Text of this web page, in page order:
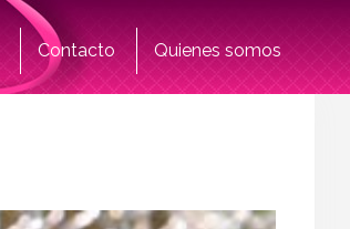
Contacto Quienes somos